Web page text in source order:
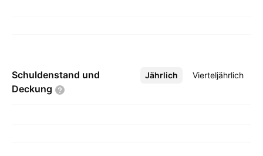
Schuldenstand und
Deckung
Jährlich Vierteljährlich
Mehr